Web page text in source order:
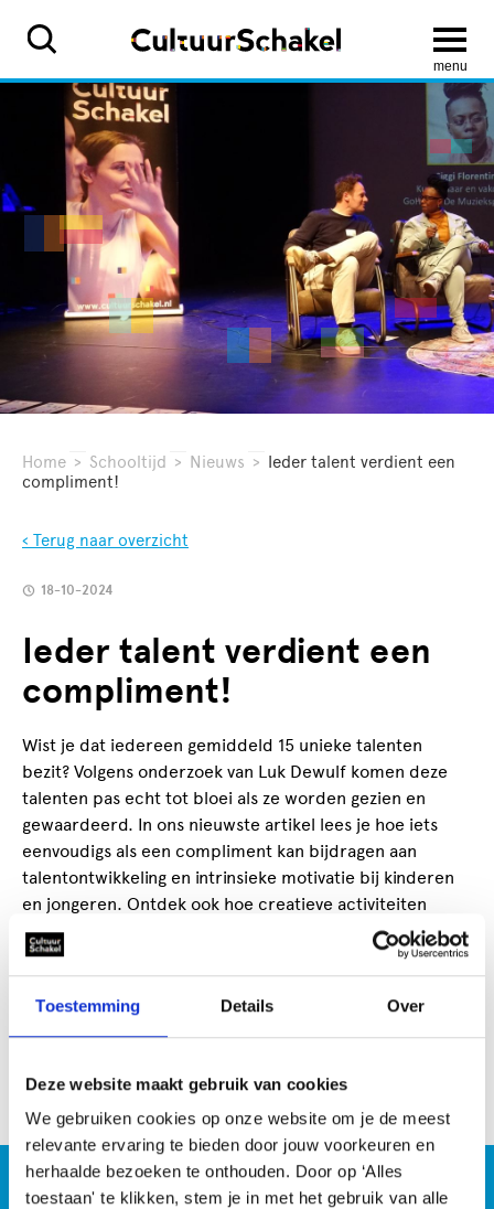
Toestemming Details Over
Deze website maakt gebruik van cookies
We gebruiken cookies op onze website om je de meest
relevante ervaring te bieden door jouw voorkeuren en
herhaalde bezoeken te onthouden. Door op ‘Alles
toestaan' te klikken, stem je in met het gebruik van alle
menu
Home > Schooltijd > Nieuws > Ieder talent verdient een
compliment!
‹ Terug naar overzicht
18-10-2024
Ieder talent verdient een
compliment!
Wist je dat iedereen gemiddeld 15 unieke talenten
bezit? Volgens onderzoek van Luk Dewulf komen deze
talenten pas echt tot bloei als ze worden gezien en
gewaardeerd. In ons nieuwste artikel lees je hoe iets
eenvoudigs als een compliment kan bijdragen aan
talentontwikkeling en intrinsieke motivatie bij kinderen
en jongeren. Ontdek ook hoe creatieve activiteiten
helpen om zelfvertrouwen en veerkracht te laten
groeien.
Benieuwd naar meer? Klik hieronder en duik in de
digitale goodiebag vol inspiratie en praktische tips!
Lees het volledige artikel hier
CultuurSchakel brengt je verder in kunst en cultuur in
Den Haag